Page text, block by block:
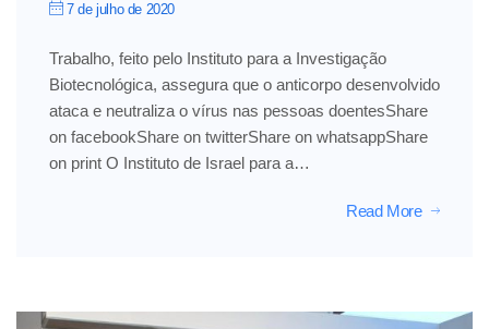
7 de julho de 2020
Trabalho, feito pelo Instituto para a Investigação
Biotecnológica, assegura que o anticorpo desenvolvido
ataca e neutraliza o vírus nas pessoas doentesShare
on facebookShare on twitterShare on whatsappShare
on print O Instituto de Israel para a…
Read More